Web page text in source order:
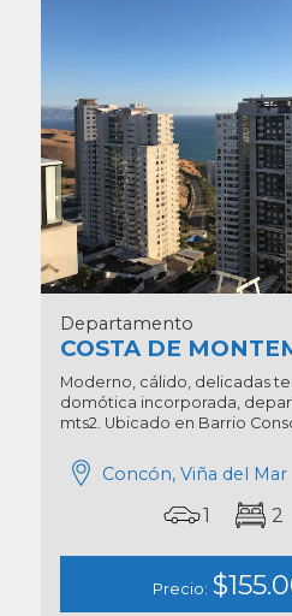
Departamento
COSTA DE
Moderno, cálido, delicadas
domótica incorporada,
mts2. Ubicado en Barrio
Concón, Viña del Mar
1 2
Precio: